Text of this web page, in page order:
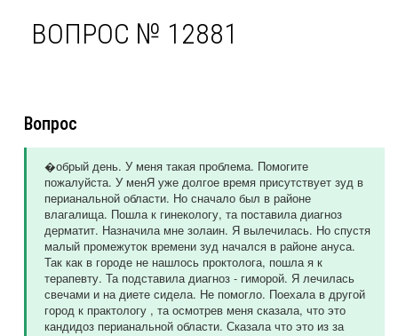
ВОПРОС № 12881
Вопрос
�обрый день. У меня такая проблема. Помогите
пожалуйста. У менЯ уже долгое время присутствует зуд в
перианальной области. Но сначало был в районе
влагалища. Пошла к гинекологу, та поставила диагноз
дерматит. Назначила мне золаин. Я вылечилась. Но спустя
малый промежуток времени зуд начался в районе ануса.
Так как в городе не нашлось проктолога, пошла я к
терапевту. Та подставила диагноз - гиморой. Я лечилась
свечами и на диете сидела. Не помогло. Поехала в другой
город к практологу , та осмотрев меня сказала, что это
кандидоз перианальной области. Сказала что это из за